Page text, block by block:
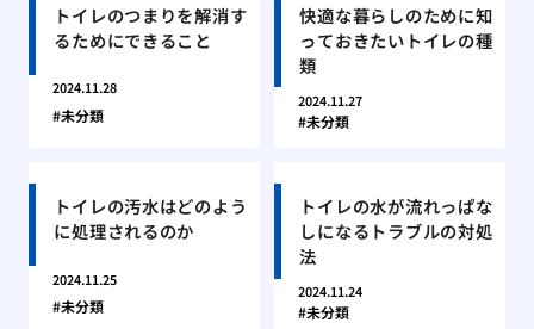
トイレのつまりを解消す
るためにできること
2024.11.28
未分類
快適な暮らしのために知
っておきたいトイレの種
類
2024.11.27
未分類
トイレの汚水はどのよう
に処理されるのか
2024.11.25
未分類
トイレの水が流れっぱな
しになるトラブルの対処
法
2024.11.24
未分類